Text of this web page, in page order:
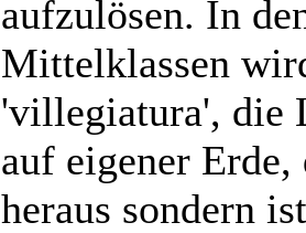
aufzulösen. In
Mittelklassen
'villegiatura', die
auf eigener
heraus sondern